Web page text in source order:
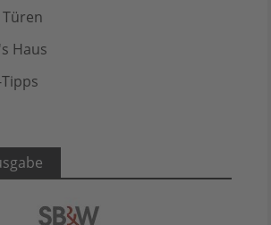
Haus